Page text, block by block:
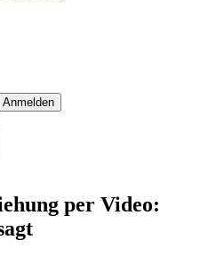
Anmelden
per Video: